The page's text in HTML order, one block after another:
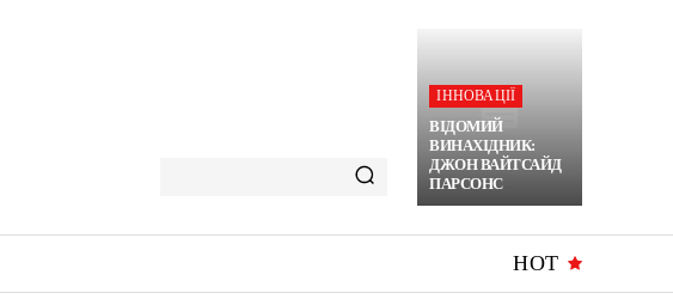
ІННОВАЦІЇ
ВІДОМИЙ
ВИНАХІДНИК:
ДЖОН ВАЙТСАЙД
ПАРСОНС
HOT